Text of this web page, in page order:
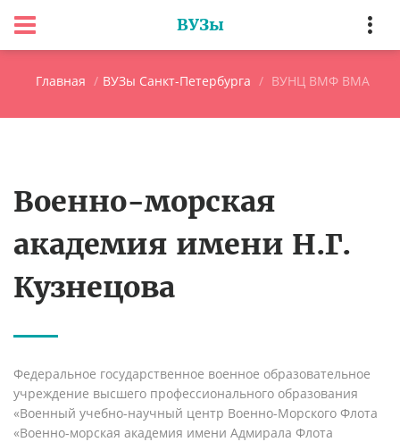
ВУЗы
Главная ВУЗы Санкт-Петербурга ВУНЦ ВМФ ВМА
Военно-морская
академия имени Н.Г.
Кузнецова
Федеральное государственное военное образовательное
учреждение высшего профессионального образования
«Военный учебно-научный центр Военно-Морского Флота
«Военно-морская академия имени Адмирала Флота